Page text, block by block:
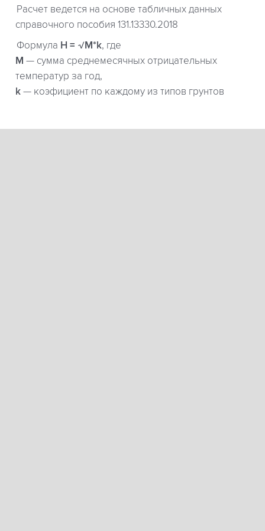
Расчет ведется на основе табличных данных
справочного пособия 131.13330.2018
Формула H = √M*k, где
М — сумма среднемесячных отрицательных
температур за год,
k — коэфициент по каждому из типов грунтов